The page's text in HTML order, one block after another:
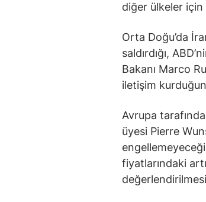
diğer ülkeler
Orta Doğu’da
saldırdığı,
Bakanı Marco
iletişim
Avrupa
üyesi Pierre
fiyatlarındaki